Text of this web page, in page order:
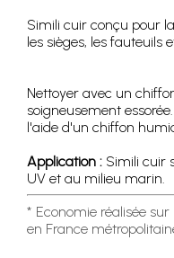
Simili cuir conçu pour
les sièges, les fauteuils
Nettoyer avec un
soigneusement
l'aide d'un chiffon
Application : Simili cuir
UV et au milieu marin.
* Economie réalisée
en France